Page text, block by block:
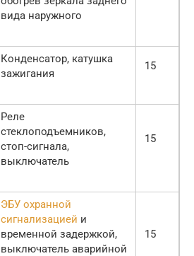
вида наружного
Конденсатор, катушка
зажигания
15
Реле
стеклоподъемников,
стоп-сигнала,
выключатель
15
ЭБУ охранной
сигнализацией и
временной задержкой,
выключатель аварийной
15